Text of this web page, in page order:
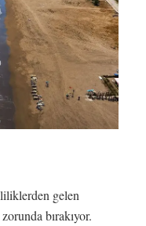
gelen
bırakıyor.